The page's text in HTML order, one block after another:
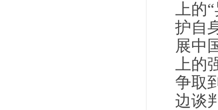
上
护自
展中
上
争取
边谈